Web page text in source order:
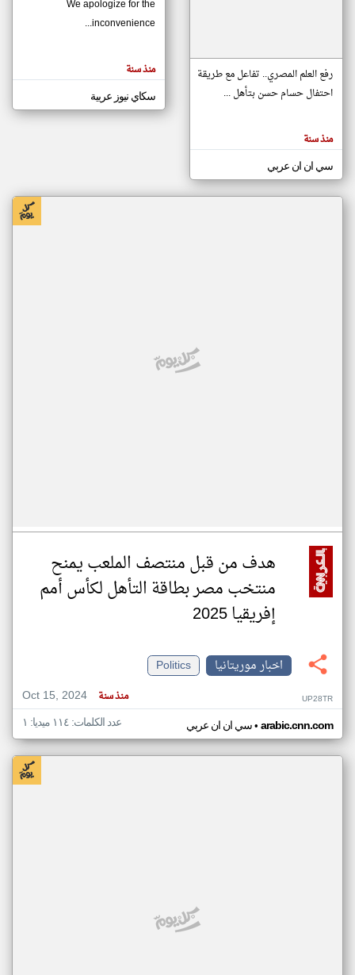
مصادر الأخبار من موريتانيا
اخبار موريتانيا على مدار الساعة
أهم اخبار موريتانيا العاجلة والمباشرة
المقالات
الموجوده
هنا عن
رفع العلم المصري.. تفاعل مع طريقة
احتفال حسام حسن بتأهل ...
منذ سنة
سي ان ان عربي
We apologize for the
inconvenience...
منذ سنة
سكاي نيوز عربية
هدف من قبل منتصف الملعب يمنح
منتخب مصر بطاقة التأهل لكأس أمم
إفريقيا 2025
اخبار موريتانيا
Politics
Oct 15, 2024
منذ سنة UP28TR
سي ان ان عربي• arabic.cnn.com عدد الكلمات: ١١٤ ميديا: ١
klyoum.com